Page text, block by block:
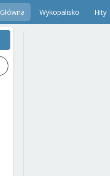
Główna Wykopalisko Hity